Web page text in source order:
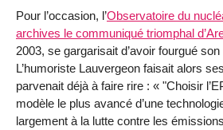
Pour l’occasion, l’Observatoire du
archives le communiqué triomphal
2003, se gargarisait d’avoir fourgué
L’humoriste Lauvergeon faisait alors
parvenait déjà à faire rire : « "Choisir
modèle le plus avancé d’une
largement à la lutte contre les